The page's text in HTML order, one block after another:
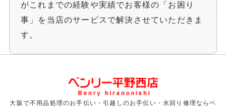
がこれまでの経験や実績でお客様の「お困り
事」を当店のサービスで解決させていただきま
す。
大阪で不用品処理のお手伝い・引越しのお手伝い・水回り修理ならベ